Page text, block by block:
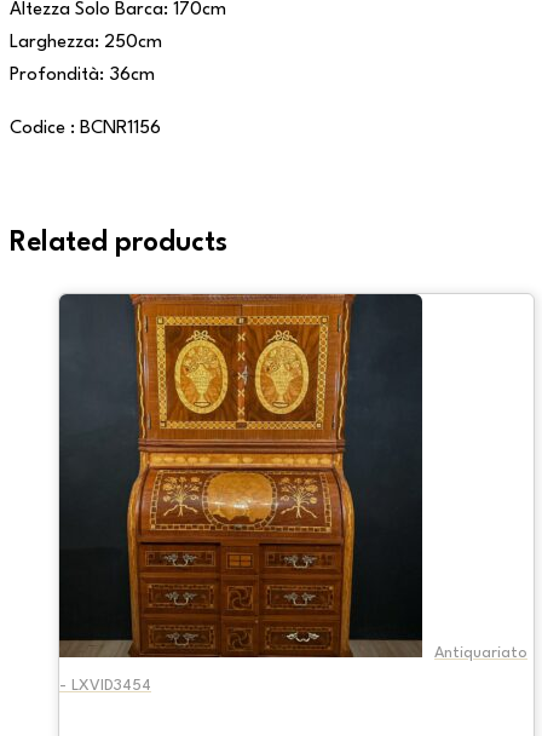
Altezza Solo Barca: 170cm
Larghezza: 250cm
Profondità: 36cm
Codice : BCNR1156
Related products
Antiquariato
- LXVID3454